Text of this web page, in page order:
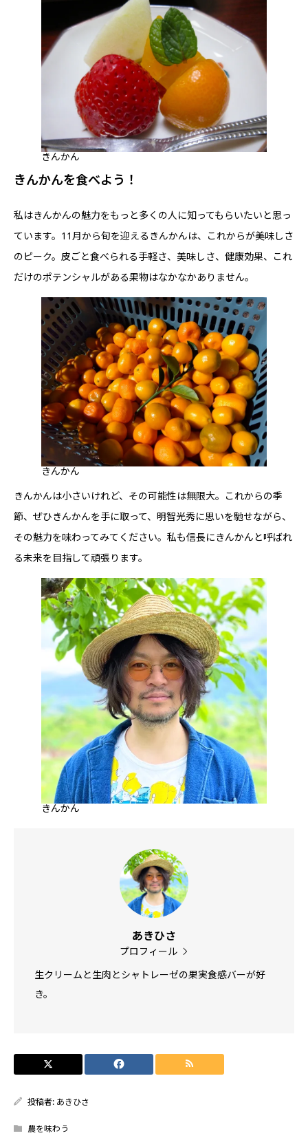
きんかん
きんかんを食べよう！
私はきんかんの魅力をもっと多くの人に知ってもらいたいと思っ
ています。11月から旬を迎えるきんかんは、これからが美味しさ
のピーク。皮ごと食べられる手軽さ、美味しさ、健康効果、これ
だけのポテンシャルがある果物はなかなかありません。
きんかん
きんかんは小さいけれど、その可能性は無限大。これからの季
節、ぜひきんかんを手に取って、明智光秀に思いを馳せながら、
その魅力を味わってみてください。私も信長にきんかんと呼ばれ
る未来を目指して頑張ります。
きんかん
あきひさ
プロフィール
生クリームと生肉とシャトレーゼの果実食感バーが好
き。
投稿者: あきひさ
農を味わう